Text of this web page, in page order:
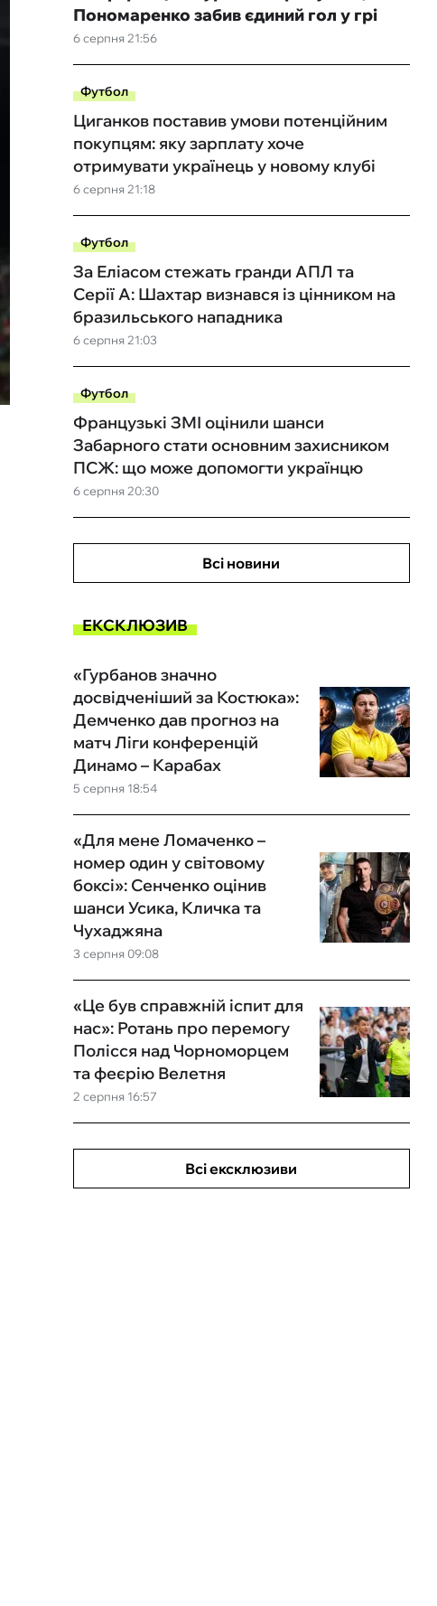
6 серпня 21:56
Пономаренко забив єдиний гол у грі
Футбол
6 серпня 21:18
Циганков поставив умови потенційним
покупцям: яку зарплату хоче
отримувати українець у новому клубі
Футбол
6 серпня 21:03
За Еліасом стежать гранди АПЛ та
Серії А: Шахтар визнався із цінником на
бразильського нападника
Футбол
6 серпня 20:30
Французькі ЗМІ оцінили шанси
Забарного стати основним захисником
ПСЖ: що може допомогти українцю
Всі новини
ЕКСКЛЮЗИВ
5 серпня 18:54
«Гурбанов значно
досвідченіший за Костюка»:
Демченко дав прогноз на
матч Ліги конференцій
Динамо – Карабах
3 серпня 09:08
«Для мене Ломаченко –
номер один у світовому
боксі»: Сенченко оцінив
шанси Усика, Кличка та
Чухаджяна
2 серпня 16:57
«Це був справжній іспит для
нас»: Ротань про перемогу
Полісся над Чорноморцем
та феєрію Велетня
Всі ексклюзиви